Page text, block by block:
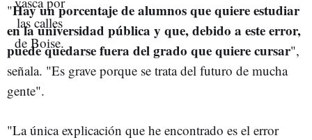
"Hay un porcentaje de alumnos que quiere estudiar
en la universidad pública y que, debido a este error,
puede quedarse fuera del grado que quiere cursar",
señala. "Es grave porque se trata del futuro de mucha
gente".
"La única explicación que he encontrado es el error